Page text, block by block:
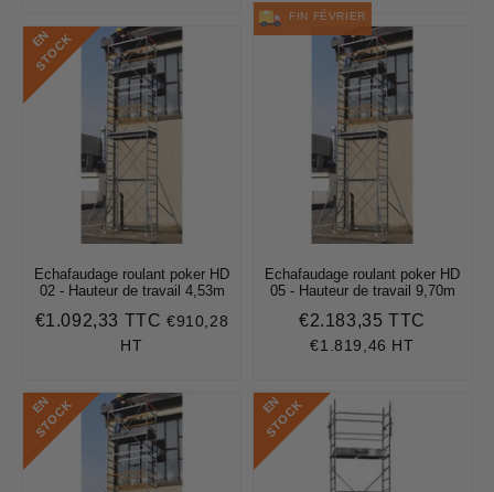
E
N
S
T
O
C
K
Echafaudage roulant poker HD
02 - Hauteur de travail 4,53m
Prix
€1.092,33 TTC€1.092,33
€910,28
HT
FIN FÉVRIER
Echafaudage roulant poker HD
05 - Hauteur de travail 9,70m
Prix
régulier
€2.183,35 TTC
€1.819,46 HT
E
N
S
T
O
C
K E
N
S
T
O
C
K